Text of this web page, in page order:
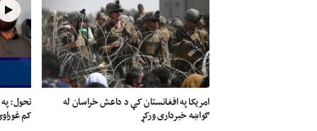
امریکا په افغانستان کې د داعش خراسان له
ګواښه خبرداری ورکړ
تحول:
کم